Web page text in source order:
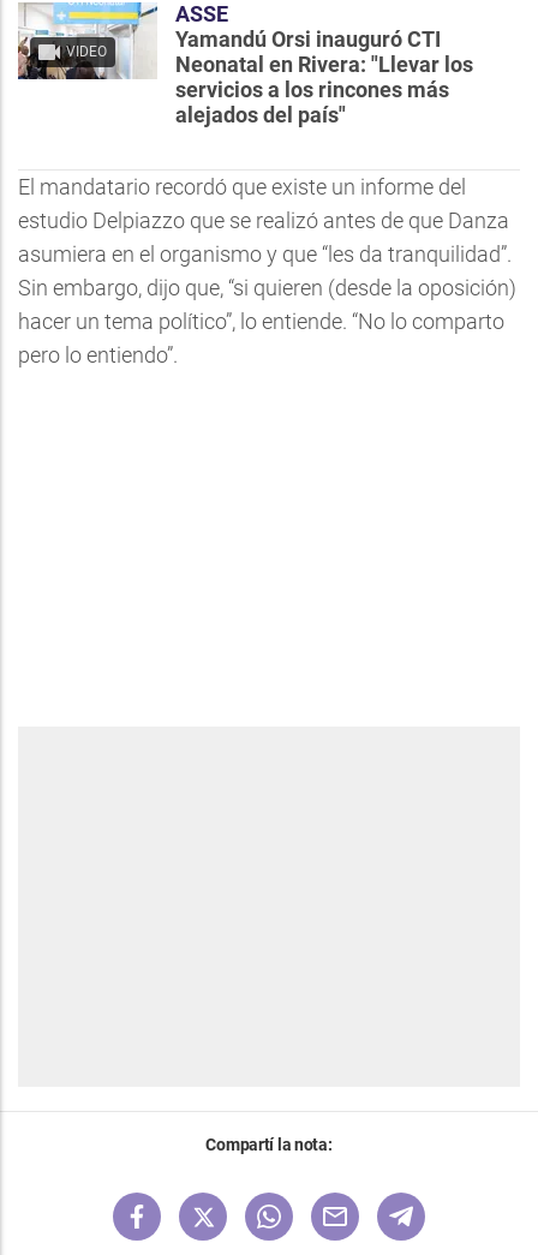
VIDEO
ASSE
Yamandú Orsi inauguró CTI
Neonatal en Rivera: "Llevar los
servicios a los rincones más
alejados del país"
El mandatario recordó que existe un informe del
estudio Delpiazzo que se realizó antes de que Danza
asumiera en el organismo y que “les da tranquilidad”.
Sin embargo, dijo que, “si quieren (desde la oposición)
hacer un tema político”, lo entiende. “No lo comparto
pero lo entiendo”.
Compartí la nota: